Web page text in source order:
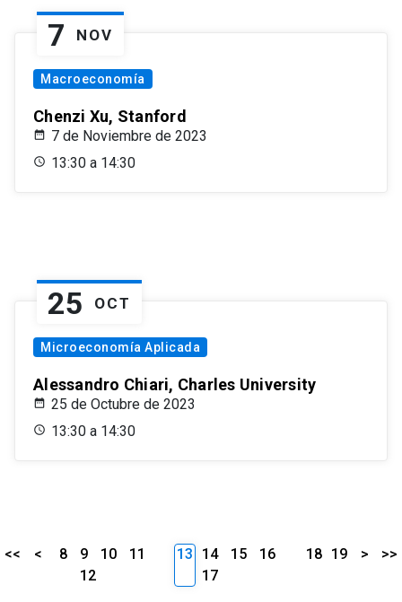
7 NOV
Macroeconomía
Chenzi Xu, Stanford
7 de Noviembre de 2023
13:30 a 14:30
25 OCT
Microeconomía Aplicada
Alessandro Chiari, Charles University
25 de Octubre de 2023
13:30 a 14:30
<< < 8 9 10
11
12
13 14 15
16
17
18 19 > >>